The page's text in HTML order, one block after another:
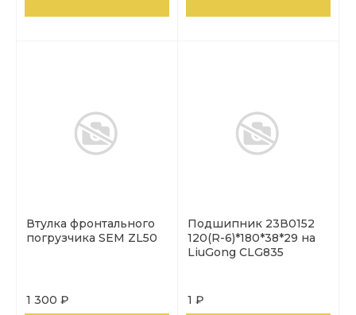
Втулка фронтального
погрузчика SEM ZL50
1 300 ₽
Подшипник 23В0152
120(R-6)*180*38*29 на
LiuGong CLG835
1 ₽